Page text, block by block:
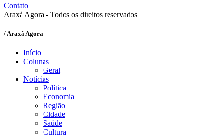
Contato
Araxá Agora - Todos os direitos reservados
/ Araxá Agora
Início
Colunas
Geral
Notícias
Política
Economia
Região
Cidade
Saúde
Cultura